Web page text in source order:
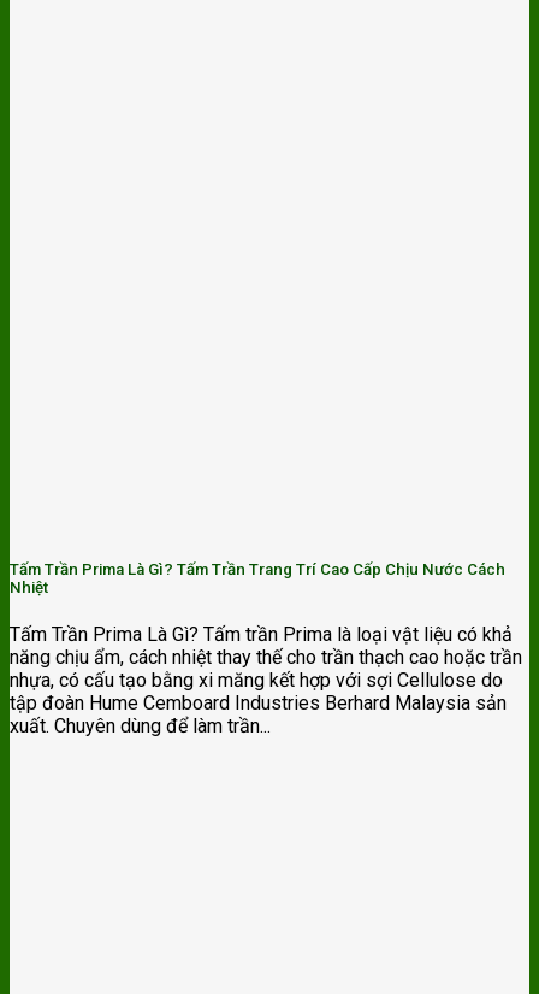
Tấm Trần Prima Là Gì? Tấm Trần Trang Trí Cao Cấp Chịu Nước Cách
Nhiệt
Tấm Trần Prima Là Gì? Tấm trần Prima là loại vật liệu có khả
năng chịu ẩm, cách nhiệt thay thế cho trần thạch cao hoặc trần
nhựa, có cấu tạo bằng xi măng kết hợp với sợi Cellulose do
tập đoàn Hume Cemboard Industries Berhard Malaysia sản
xuất. Chuyên dùng để làm trần...